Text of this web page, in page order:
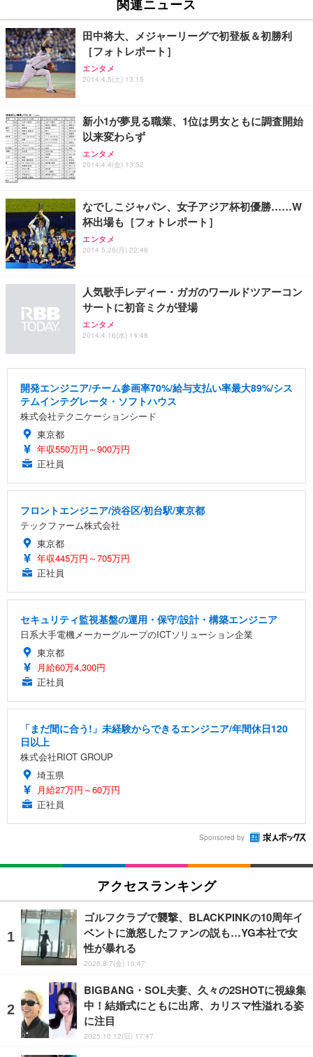
関連ニュース
田中将大、メジャーリーグで初登板＆初勝利
［フォトレポート］
エンタメ
2014.4.5(土) 13:15
新小1が夢見る職業、1位は男女ともに調査開始
以来変わらず
エンタメ
2014.4.4(金) 13:52
なでしこジャパン、女子アジア杯初優勝……W
杯出場も［フォトレポート］
エンタメ
2014.5.26(月) 22:46
人気歌手レディー・ガガのワールドツアーコン
サートに初音ミクが登場
エンタメ
2014.4.16(水) 14:48
開発エンジニア/チーム参画率70%/給与支払い率最大89%/シス
テムインテグレータ・ソフトハウス
株式会社テクニケーションシード
東京都
年収550万円～900万円
正社員
フロントエンジニア/渋谷区/初台駅/東京都
テックファーム株式会社
東京都
年収445万円～705万円
正社員
セキュリティ監視基盤の運用・保守/設計・構築エンジニア
日系大手電機メーカーグループのICTソリューション企業
東京都
月給60万4,300円
正社員
「まだ間に合う!」未経験からできるエンジニア/年間休日120
日以上
株式会社RIOT GROUP
埼玉県
月給27万円～60万円
正社員
Sponsored by
アクセスランキング
ゴルフクラブで襲撃、BLACKPINKの10周年イ
ベントに激怒したファンの説も…YG本社で女
性が暴れる
2026.8.7(金) 10:47
BIGBANG・SOL夫妻、久々の2SHOTに視線集
中！結婚式にともに出席、カリスマ性溢れる姿
に注目
2025.10.12(日) 17:47